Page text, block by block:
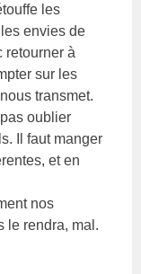
les
envies de
retourner à
sur les
transmet.
pas oublier
Il faut manger
et en
nos
le rendra, mal.